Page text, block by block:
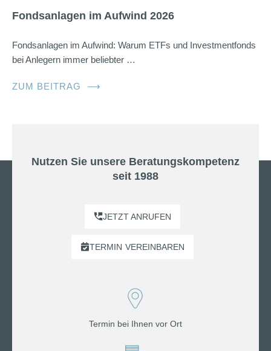
Fondsanlagen im Aufwind 2026
Fondsanlagen im Aufwind: Warum ETFs und Investmentfonds
bei Anlegern immer beliebter …
ZUM BEITRAG ⟶
Nutzen Sie unsere Beratungskompetenz
seit 1988
JETZT ANRUFEN
TERMIN VEREINBAREN
Termin bei Ihnen vor Ort